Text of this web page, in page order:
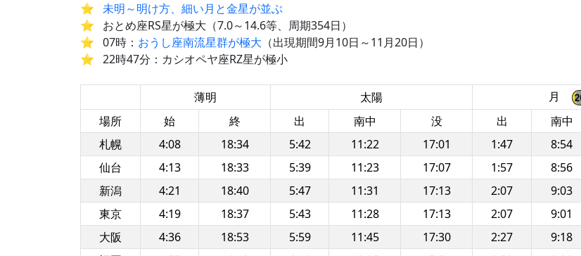
未明～明け方、細い月と金星が並ぶ
おとめ座RS星が極大（7.0～14.6等、周期354日）
07時： おうし座南流星群が極大 （出現期間9月10日～11月20日）
22時47分：カシオペヤ座RZ星が極小
薄明 太陽
月
場所
始 終 出 南中 没 出 南中
札幌
4:08 18:34 5:42 11:22 17:01 1:47 8:54
仙台
4:13 18:33 5:39 11:23 17:07 1:57 8:56
新潟
4:21 18:40 5:47 11:31 17:13 2:07 9:03
東京
4:19 18:37 5:43 11:28 17:13 2:07 9:01
大阪
4:36 18:53 5:59 11:45 17:30 2:27 9:18